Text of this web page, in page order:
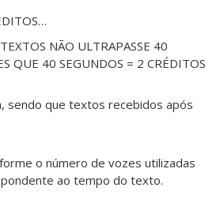
NÃO ULTRAPASSE 40
QUE 40 SEGUNDOS = 2 CRÉDITOS
sendo que textos recebidos após
o número de vozes utilizadas
ao tempo do texto.